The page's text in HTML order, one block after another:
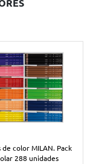
de color MILAN. Pack
288 unidades